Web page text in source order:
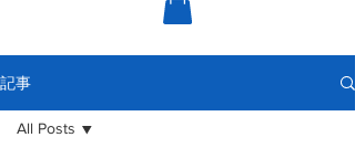
記事
All Posts